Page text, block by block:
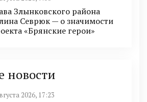
Злынковского района
Севрюк — о значимости
«Брянские герои»
новости
2026, 17:23